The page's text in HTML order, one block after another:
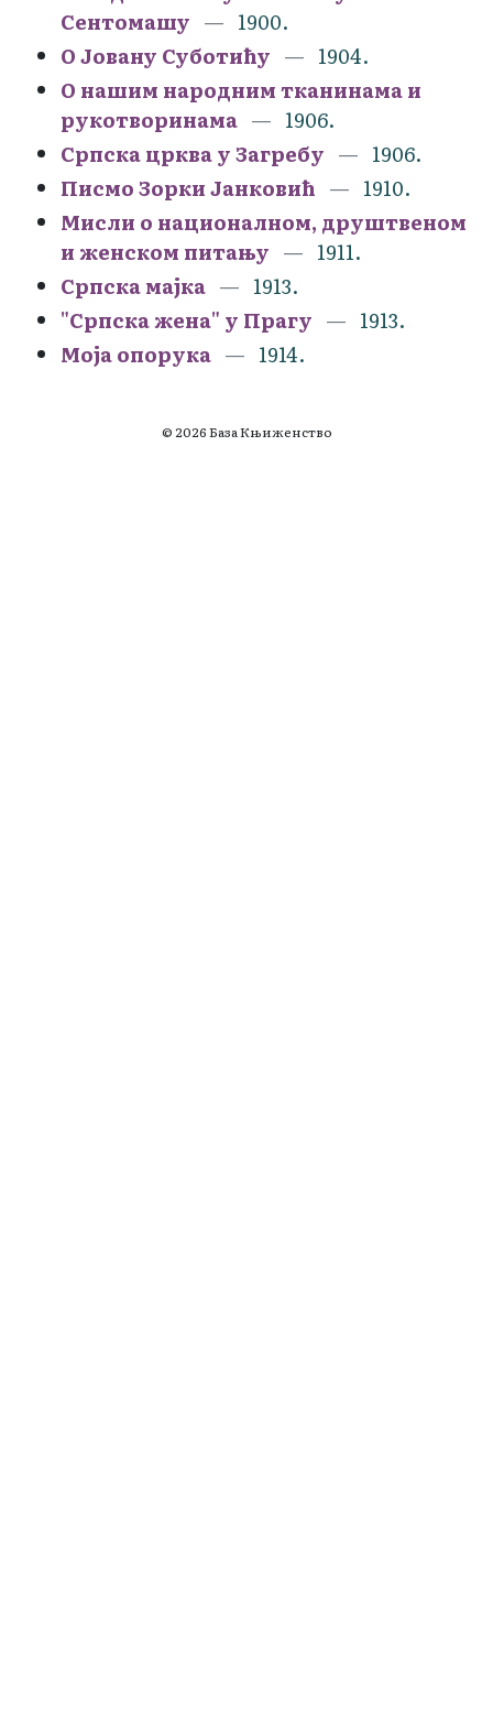
Сентомашу
1900.
О Јовану Суботићу
1904.
О нашим народним тканинама и
рукотворинама
1906.
Српска црква у Загребу
1906.
Писмо Зорки Јанковић
1910.
Мисли о националном, друштвеном
и женском питању
1911.
Српска мајка
1913.
"Српска жена" у Прагу
1913.
Моја опорука
1914.
© 2026 База Књиженство